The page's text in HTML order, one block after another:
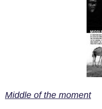
Middle of the moment